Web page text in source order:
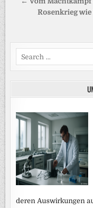
Rosenkrieg
Search
for:
deren Auswirkungen